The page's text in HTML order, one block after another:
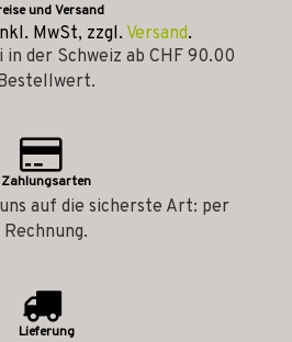
und Versand
MwSt, zzgl. Versand.
der Schweiz ab CHF 90.00
Zahlungsarten
auf die sicherste Art: per
Rechnung.
Lieferung